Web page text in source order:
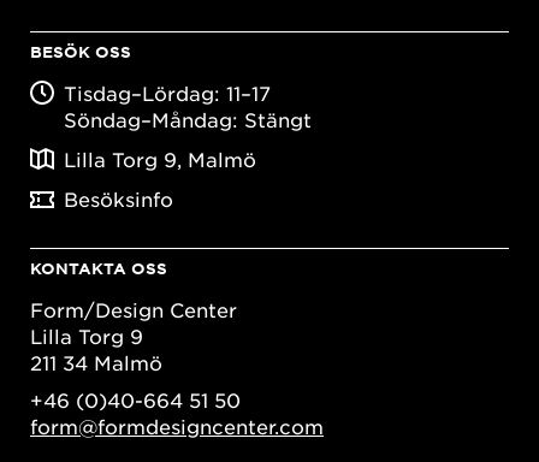
BESÖK OSS
Tisdag–Lördag: 11–17
Söndag–Måndag: Stängt
Lilla Torg 9, Malmö
Besöksinfo
KONTAKTA OSS
Form/Design Center
Lilla Torg 9
211 34 Malmö
+46 (0)40-664 51 50
form@formdesigncenter.com